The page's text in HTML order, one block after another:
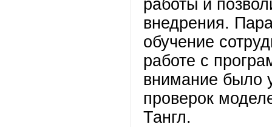
работы и
внедрения.
обучение
работе с
внимание было
проверок
Тангл.